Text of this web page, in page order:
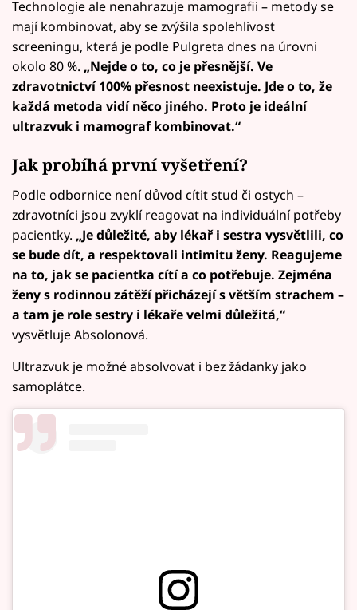
Technologie ale nenahrazuje mamografii – metody se
mají kombinovat, aby se zvýšila spolehlivost
screeningu, která je podle Pulgreta dnes na úrovni
okolo 80 %. „Nejde o to, co je přesnější. Ve
zdravotnictví 100% přesnost neexistuje. Jde o to, že
každá metoda vidí něco jiného. Proto je ideální
ultrazvuk i mamograf kombinovat.“
Jak probíhá první vyšetření?
Podle odbornice není důvod cítit stud či ostych –
zdravotníci jsou zvyklí reagovat na individuální potřeby
pacientky. „Je důležité, aby lékař i sestra vysvětlili, co
se bude dít, a respektovali intimitu ženy. Reagujeme
na to, jak se pacientka cítí a co potřebuje. Zejména
ženy s rodinnou zátěží přicházejí s větším strachem –
a tam je role sestry i lékaře velmi důležitá,“
vysvětluje Absolonová.
Ultrazvuk je možné absolvovat i bez žádanky jako
samoplátce.